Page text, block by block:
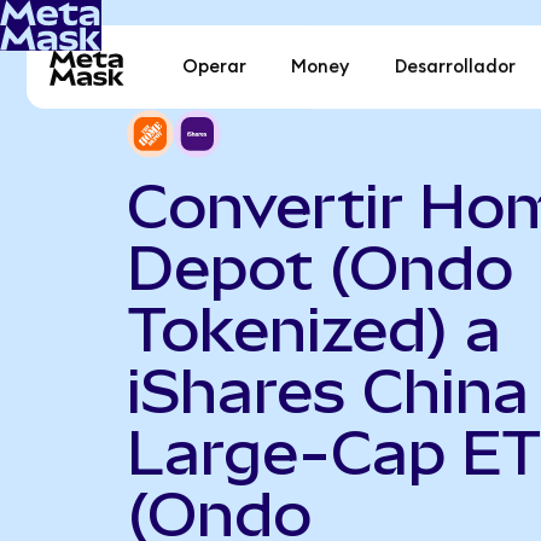
Operar Money Desarrollador
Convertir
Depot (Ondo
Tokenized) a
iShares China
Large-Cap
(Ondo